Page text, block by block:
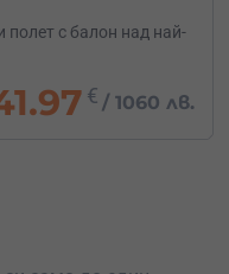
полет с балон над най-
€ /1060 лв.